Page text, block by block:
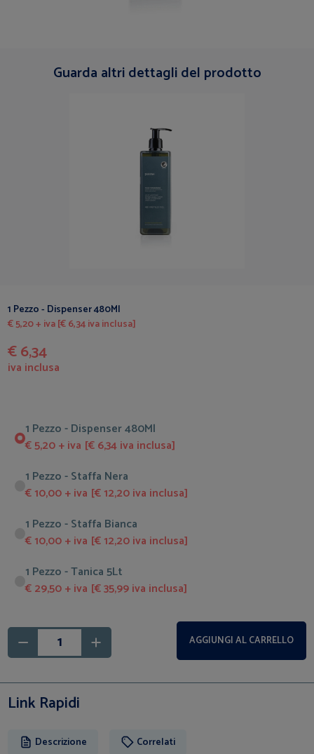
Guarda altri dettagli del prodotto
1 Pezzo - Dispenser 480Ml
€ 5,20 + iva [€ 6,34 iva inclusa]
€ 6,34
iva inclusa
1 Pezzo - Dispenser 480Ml
€ 5,20 + iva [€ 6,34 iva inclusa]
1 Pezzo - Staffa Nera
€ 10,00 + iva [€ 12,20 iva inclusa]
1 Pezzo - Staffa Bianca
€ 10,00 + iva [€ 12,20 iva inclusa]
1 Pezzo - Tanica 5Lt
€ 29,50 + iva [€ 35,99 iva inclusa]
AGGIUNGI AL CARRELLO
Link Rapidi
Descrizione Correlati